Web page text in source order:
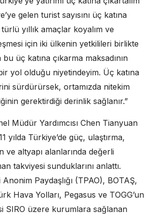
gelen turist sayısını üç katına
türlü yıllık amaçlar koyalım ve
için iki ülkenin yetkilileri birlikte
bu üç katına çıkarma maksadının
yol olduğu niyetindeyim. Üç katına
sürdürürsek, ortamızda nitekim
gerektirdiği derinlik sağlanır.”
Müdür Yardımcısı Chen Tianyuan
yılda Türkiye’de güç, ulaştırma,
ve altyapı alanlarında değerli
takviyesi sunduklarını anlattı.
Paydaşlığı (TPAO), BOTAŞ,
Hava Yolları, Pegasus ve TOGG’un
SIRO üzere kurumlara sağlanan